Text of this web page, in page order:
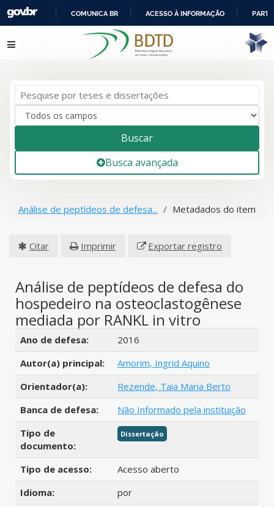
IR
PARA
COMUNICA BR ACESSO À INFORMAÇÃO
Pular para o conteúdo
Buscar
Busca avançada
Análise de peptídeos de defesa... Metadados do item
Citar Imprimir Exportar registro
Análise de peptídeos de defesa do
hospedeiro na osteoclastogênese
mediada por RANKL in vitro
Detalhes bibliográficos
Ano de defesa:
2016
Autor(a) principal:
Amorim, Ingrid Aquino
Orientador(a):
Rezende, Taia Maria Berto
Banca de defesa:
Não Informado pela instituição
Tipo de
documento:
Dissertação
Tipo de acesso:
Acesso aberto
Idioma:
por